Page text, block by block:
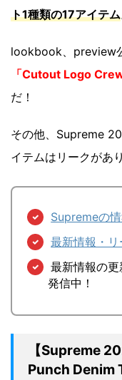
ト1種類の17アイテム
lookbook、preview
「Cutout Logo
だ！
その他、Supreme
イテムはリークがあ
Supremeの
最新情報・リ
最新情報の
発信中！
【Supreme
Punch Denim